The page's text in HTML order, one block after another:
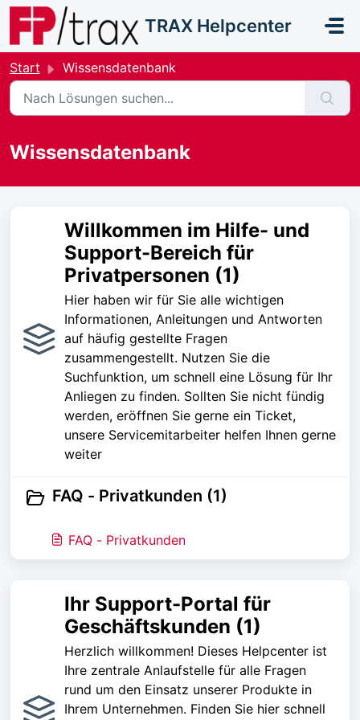
Zum hauptsächlichen Inhalt gehen
TRAX Helpcenter
Start Wissensdatenbank
Wissensdatenbank
Willkommen im Hilfe- und
Support-Bereich für
Privatpersonen (1)
Hier haben wir für Sie alle wichtigen
Informationen, Anleitungen und Antworten
auf häufig gestellte Fragen
zusammengestellt. Nutzen Sie die
Suchfunktion, um schnell eine Lösung für Ihr
Anliegen zu finden. Sollten Sie nicht fündig
werden, eröffnen Sie gerne ein Ticket,
unsere Servicemitarbeiter helfen Ihnen gerne
weiter
FAQ - Privatkunden (1)
FAQ - Privatkunden
Ihr Support-Portal für
Geschäftskunden (1)
Herzlich willkommen! Dieses Helpcenter ist
Ihre zentrale Anlaufstelle für alle Fragen
rund um den Einsatz unserer Produkte in
Ihrem Unternehmen. Finden Sie hier schnell